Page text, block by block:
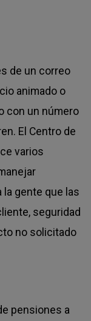
de un correo
animado o
con un número
El Centro de
varios
gente que las
seguridad
no solicitado
pensiones a